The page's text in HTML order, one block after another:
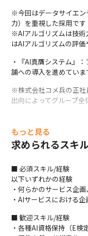
※今回はデータサイエン
力）を重視した採用です
※AIアルゴリズムは技術
はAIアルゴリズムの評
・『AI真贋システム』
舗への導入を進めていま
※株式会社コメ兵の正社
出向によってグループ
もっと見る
求められるスキ
■ 必須スキル/経験
以下いずれかの経験
・何らかのサービス企
・AIサービスにおける
■ 歓迎スキル/経験
・各種AI資格保持（E検